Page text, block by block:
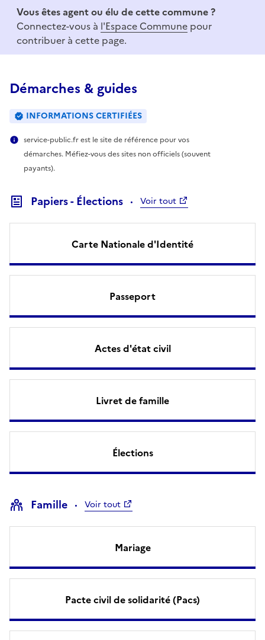
Vous êtes agent ou élu de cette commune ?
Connectez-vous à l'Espace Commune pour
contribuer à cette page.
Démarches & guides
INFORMATIONS CERTIFIÉES
service-public.fr est le site de référence pour vos
démarches. Méfiez-vous des sites non officiels (souvent
payants).
Papiers - Élections Voir tout
Carte Nationale d'Identité
Passeport
Actes d'état civil
Livret de famille
Élections
Famille Voir tout
Mariage
Pacte civil de solidarité (Pacs)